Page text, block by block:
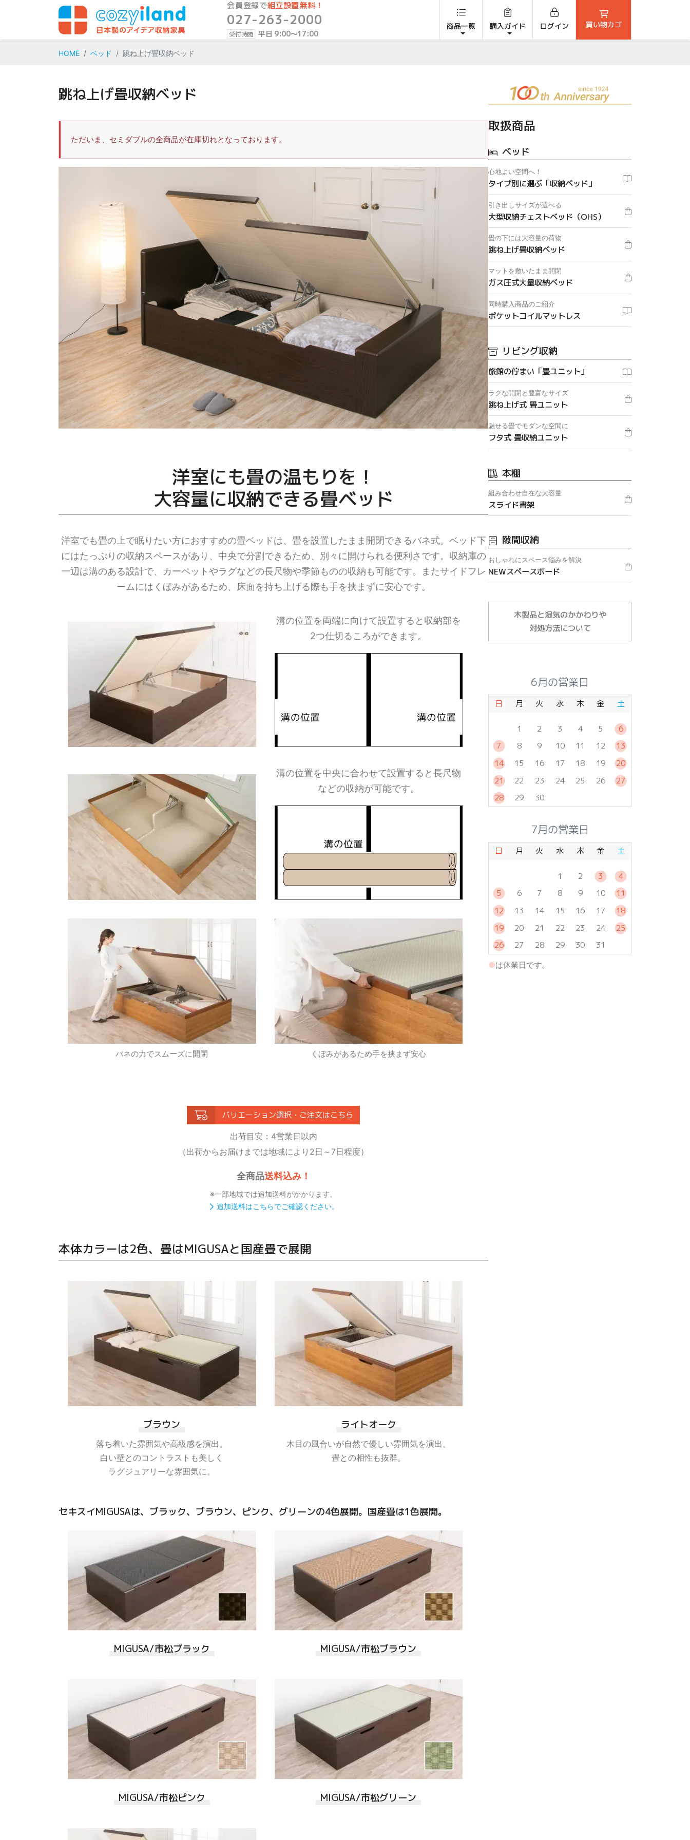
会員登録で組立設置無料！
027-263-2000
受付時間 平日 9:00〜17:00
商品一覧 購入ガイド ログイン 買い物カゴ
HOME ベッド 跳ね上げ畳収納ベッド
跳ね上げ畳収納ベッド
ただいま、セミダブルの全商品が在庫切れとなっております。
洋室にも畳の温もりを！
大容量に収納できる畳ベッド
洋室でも畳の上で眠りたい方におすすめの畳ベッドは、畳を設置したまま開閉できるバネ式。ベッド下
にはたっぷりの収納スペースがあり、中央で分割できるため、別々に開けられる便利さです。収納庫の
一辺は溝のある設計で、カーペットやラグなどの長尺物や季節ものの収納も可能です。またサイドフレ
ームにはくぼみがあるため、床面を持ち上げる際も手を挟まずに安心です。
溝の位置を両端に向けて設置すると収納部を
2つ仕切るころができます。
溝の位置を中央に合わせて設置すると長尺物
などの収納が可能です。
バネの力でスムーズに開閉 くぼみがあるため手を挟まず安心
バリエーション選択・ご注文はこちら
出荷目安：4営業日以内
（出荷からお届けまでは地域により2日～7日程度）
全商品送料込み！
※一部地域では追加送料がかかります。
追加送料はこちらでご確認ください。
本体カラーは2色、畳はMIGUSAと国産畳で展開
ブラウン
落ち着いた雰囲気や高級感を演出。
白い壁とのコントラストも美しく
ラグジュアリーな雰囲気に。
ライトオーク
木目の風合いが自然で優しい雰囲気を演出。
畳との相性も抜群。
セキスイMIGUSAは、ブラック、ブラウン、ピンク、グリーンの4色展開。国産畳は1色展開。
MIGUSA/市松ブラック MIGUSA/市松ブラウン
MIGUSA/市松ピンク MIGUSA/市松グリーン
取扱商品
ベッド
心地よい空間へ！
タイプ別に選ぶ「収納ベッド」
引き出しサイズが選べる
大型収納チェストベッド（OHS）
畳の下には大容量の荷物
跳ね上げ畳収納ベッド
マットを敷いたまま開閉
ガス圧式大量収納ベッド
同時購入商品のご紹介
ポケットコイルマットレス
リビング収納
旅館の佇まい「畳ユニット」
ラクな開閉と豊富なサイズ
跳ね上げ式 畳ユニット
魅せる畳でモダンな空間に
フタ式 畳収納ユニット
本棚
組み合わせ自在な大容量
スライド書架
隙間収納
おしゃれにスペース悩みを解決
NEWスペースボード
木製品と湿気のかかわりや
対処方法について
6月の営業日
日 月 火 水 木 金 土
1 2 3 4 5
6
7
8 9 10 11 12
13
14
15 16 17 18 19
20
21
22 23 24 25 26
27
28
29 30
7月の営業日
日 月 火 水 木 金 土
1 2 3
4
5
6 7 8 9 10
11
12
13 14 15 16 17
18
19
20 21 22 23 24
25
26
27 28 29 30 31
●は休業日です。